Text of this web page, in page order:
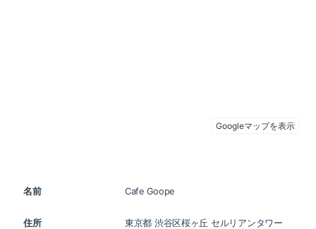
名前 Cafe Goope
住所 東京都 渋谷区桜ヶ丘 セルリアンタワー